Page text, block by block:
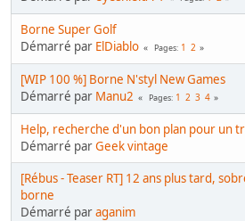
Borne Super Golf
Démarré par ElDiablo Pages 1 2
[WIP 100 %] Borne N'styl New Games
Démarré par Manu2 Pages 1 2 3 4
Help, recherche d'un bon plan pour un
Démarré parGeek vintage
[Rébus - Teaser RT] 12 ans plus tard,
borne
Démarré paraganim